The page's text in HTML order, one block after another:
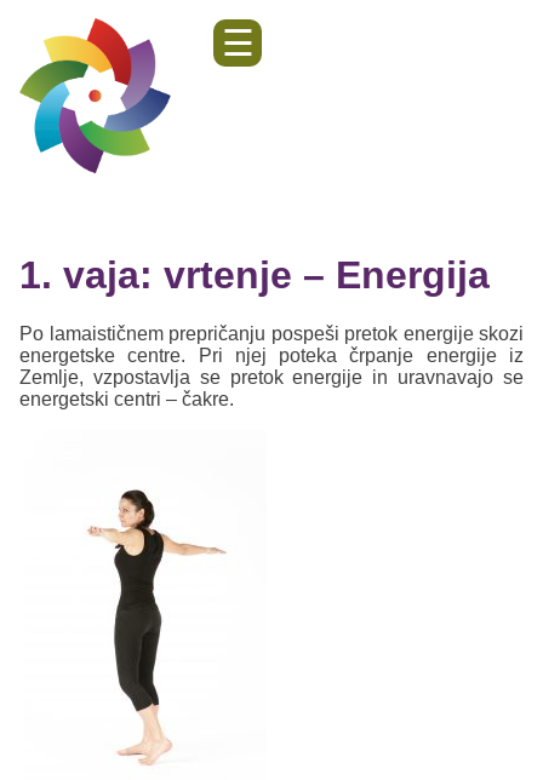
☰
1. vaja: vrtenje – Energija
Po lamaističnem prepričanju pospeši pretok energije skozi
energetske centre. Pri njej poteka črpanje energije iz
Zemlje, vzpostavlja se pretok energije in uravnavajo se
energetski centri – čakre.